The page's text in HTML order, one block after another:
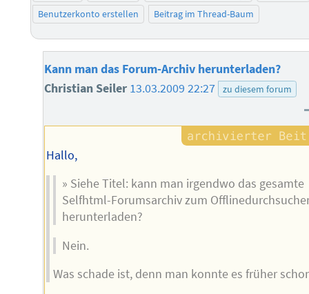
Benutzerkonto erstellen
Beitrag im Thread-Baum
Kann man das Forum-Archiv herunterladen?
Christian Seiler 13.03.2009 22:27 zu diesem forum
Hallo,
» Siehe Titel: kann man irgendwo das gesamte
Selfhtml-Forumsarchiv zum
herunterladen?
Nein.
Was schade ist, denn man konnte es früher